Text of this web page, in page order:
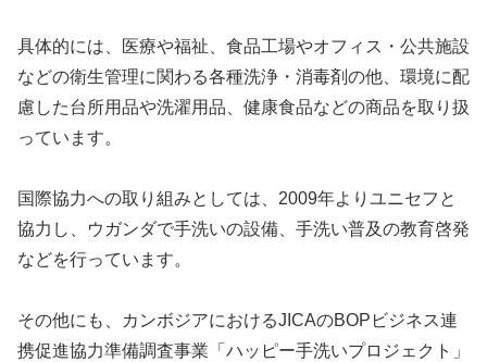
具体的には、医療や福祉、食品工場やオフィス・公共施設
などの衛生管理に関わる各種洗浄・消毒剤の他、環境に配
慮した台所用品や洗濯用品、健康食品などの商品を取り扱
っています。
国際協力への取り組みとしては、2009年よりユニセフと
協力し、ウガンダで手洗いの設備、手洗い普及の教育啓発
などを行っています。
その他にも、カンボジアにおけるJICAのBOPビジネス連
携促進協力準備調査事業「ハッピー手洗いプロジェクト」